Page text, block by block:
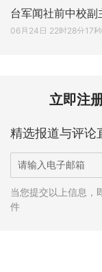
台军闻社前中校
06月24日 22时28分17秒
立即注
精选报道与评论
当您提交以上信息，
件